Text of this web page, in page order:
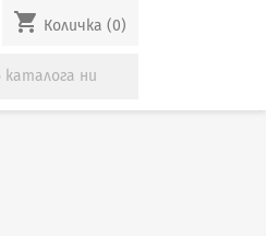
shopping_cart Количка (0)